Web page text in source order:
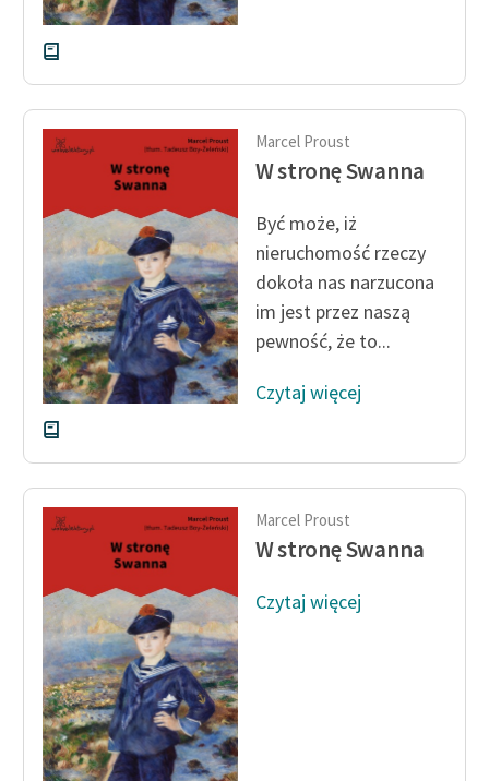
Marcel Proust
W stronę Swanna
Być może, iż
nieruchomość rzeczy
dokoła nas narzucona
im jest przez naszą
pewność, że to...
Czytaj więcej
Marcel Proust
W stronę Swanna
Czytaj więcej